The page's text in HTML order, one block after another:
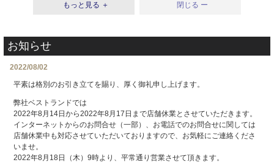
もっと見る ＋ 閉じる ー
お知らせ
2022/08/02
平素は格別のお引き立てを賜り、厚く御礼申し上げます。
弊社ベストランドでは
2022年8月14日から2022年8月17日まで店舗休業とさせていただきます。
インターネットからのお問合せ（一部）、お電話でのお問合せに関しては
店舗休業中も対応させていただいておりますので、お気軽にご連絡くださ
いませ。
2022年8月18日（木）9時より、平常通り営業させて頂きます。